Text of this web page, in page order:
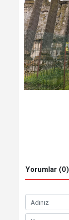
Yorumlar (0)